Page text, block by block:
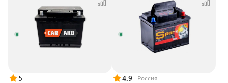
5
4.9 Россия